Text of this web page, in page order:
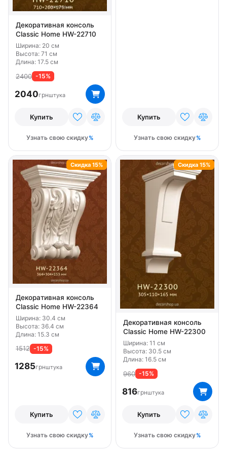
Декоративная консоль
Classic Home HW-22710
Ширина: 20 см
Высота: 71 см
Длина: 17.5 см
2400 -15%
2040грнштука
Купить
Узнать свою скидку
Купить
Узнать свою скидку
Декоративная консоль
Classic Home HW-22364
Ширина: 30.4 см
Высота: 36.4 см
Длина: 15.3 см
1512 -15%
1285грнштука
Купить
Узнать свою скидку
Скидка 15%
Декоративная консоль
Classic Home HW-22300
Ширина: 11 см
Высота: 30.5 см
Длина: 16.5 см
960 -15%
816грнштука
Купить
Узнать свою скидку
Скидка 15%